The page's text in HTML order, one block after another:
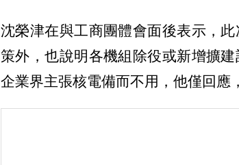
沈榮津在與工商團體會面後表示，
策外，也說明各機組除役或新增擴
企業界主張核電備而不用，他僅回應